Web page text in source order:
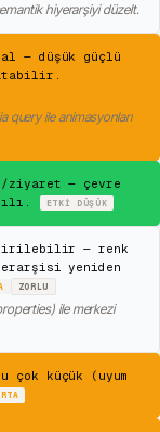
hiyerarşiyi düzelt.
— düşük güçlü
ile animasyonları
ziyaret — çevre
ETKI DÜŞÜK
— renk
yeniden
ZORLU
ile merkezi
çok küçük (uyum